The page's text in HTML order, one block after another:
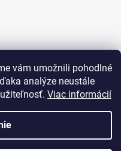
vám umožnili pohodlné
analýze neustále
Viac informácií
osobných údajov